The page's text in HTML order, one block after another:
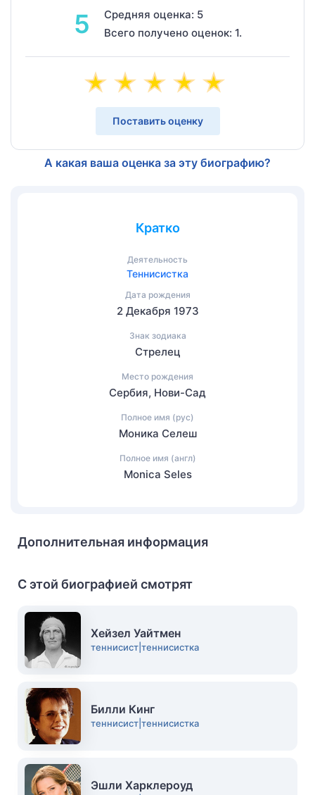
5
Средняя оценка: 5
Всего получено оценок: 1.
Поставить оценку
А какая ваша оценка за эту биографию?
Кратко
Деятельность
Теннисистка
Дата рождения
2 Декабря 1973
Знак зодиака
Стрелец
Место рождения
Сербия, Нови-Сад
Полное имя (рус)
Моника Селеш
Полное имя (англ)
Monica Seles
Дополнительная информация
С этой биографией смотрят
Хейзел Уайтмен
теннисист|теннисистка
Билли Кинг
теннисист|теннисистка
Эшли Харклероуд